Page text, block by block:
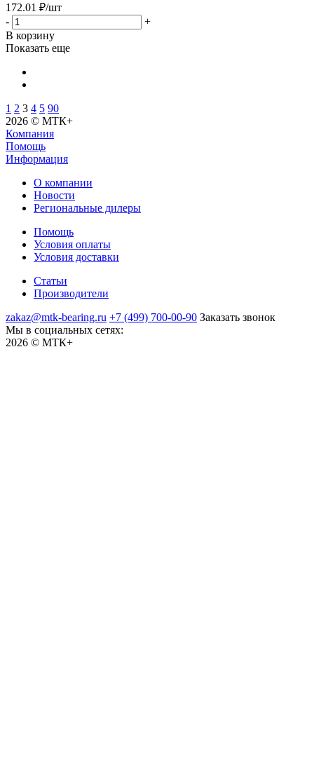
172.01 ₽/шт
-
+
В корзину
Показать еще
1 2 3 4 5 90
2026 © МТК+
Компания
Помощь
Информация
О компании
Новости
Региональные дилеры
Помощь
Условия оплаты
Условия доставки
Статьи
Производители
zakaz@mtk-bearing.ru +7 (499) 700-00-90 Заказать звонок
Мы в социальных сетях:
2026 © МТК+